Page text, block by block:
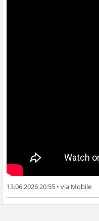
13.06.2026 20:55 •